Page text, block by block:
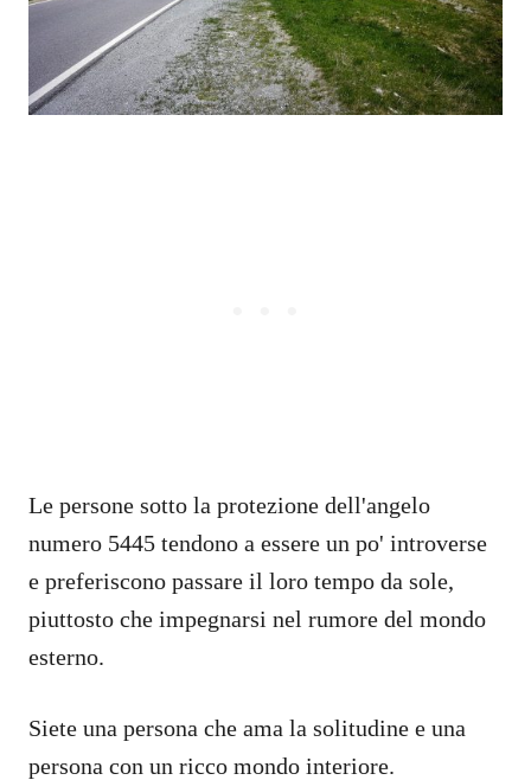
Le persone sotto la protezione dell'angelo
numero 5445 tendono a essere un po' introverse
e preferiscono passare il loro tempo da sole,
piuttosto che impegnarsi nel rumore del mondo
esterno.
Siete una persona che ama la solitudine e una
persona con un ricco mondo interiore.